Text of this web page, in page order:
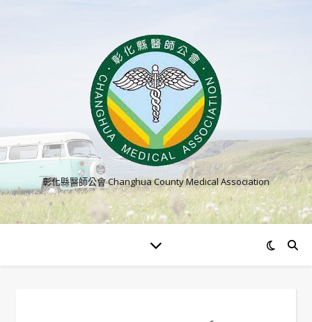
彰化縣醫師公會 Changhua County Medical Association